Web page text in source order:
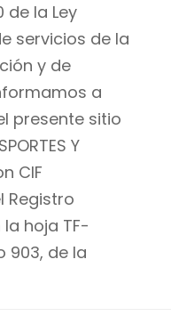
de la Ley
servicios de la
y de
a
presente sitio
Y
CIF
Registro
hoja TF-
903, de la